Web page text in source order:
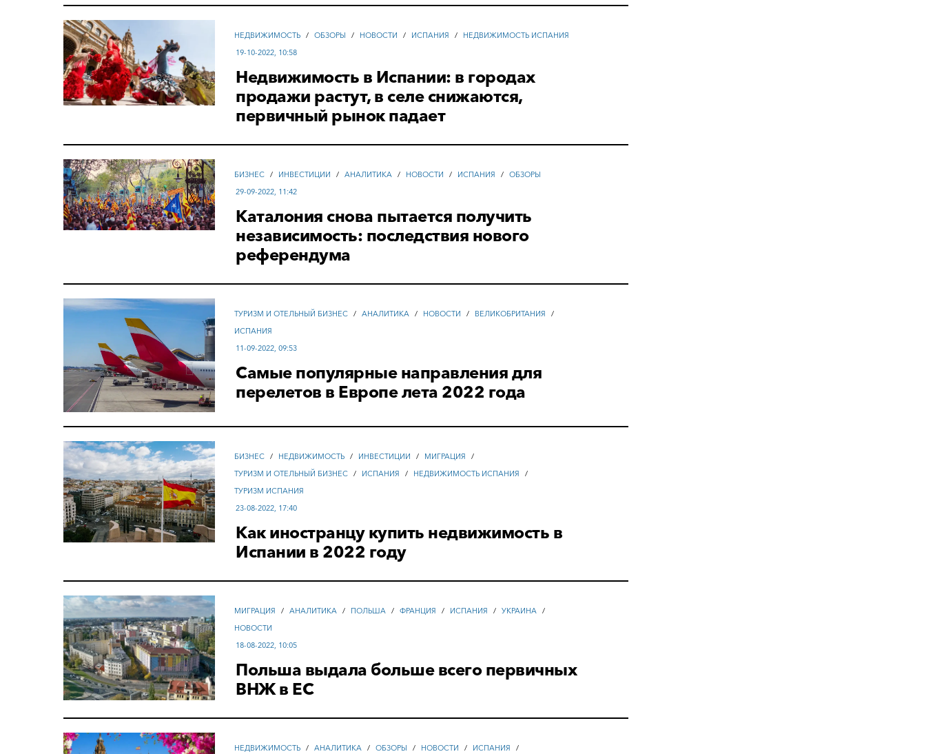
НЕДВИЖИМОСТЬ / ОБЗОРЫ / НОВОСТИ / ИСПАНИЯ /
НЕДВИЖИМОСТЬ ИСПАНИЯ
19-10-2022, 10:58
Недвижимость в Испании: в городах
продажи растут, в селе снижаются,
первичный рынок падает
БИЗНЕС / ИНВЕСТИЦИИ / АНАЛИТИКА / НОВОСТИ / ИСПАНИЯ / ОБЗОРЫ
29-09-2022, 11:42
Каталония снова пытается получить
независимость: последствия нового
референдума
ТУРИЗМ И ОТЕЛЬНЫЙ БИЗНЕС / АНАЛИТИКА / НОВОСТИ / ВЕЛИКОБРИТАНИЯ
/
ИСПАНИЯ
11-09-2022, 09:53
Самые популярные направления для
перелетов в Европе лета 2022 года
БИЗНЕС / НЕДВИЖИМОСТЬ / ИНВЕСТИЦИИ / МИГРАЦИЯ
/
ТУРИЗМ И ОТЕЛЬНЫЙ БИЗНЕС / ИСПАНИЯ / НЕДВИЖИМОСТЬ ИСПАНИЯ
/
ТУРИЗМ ИСПАНИЯ
23-08-2022, 17:40
Как иностранцу купить недвижимость в
Испании в 2022 году
МИГРАЦИЯ / АНАЛИТИКА / ПОЛЬША / ФРАНЦИЯ / ИСПАНИЯ / УКРАИНА /
НОВОСТИ
18-08-2022, 10:05
Польша выдала больше всего первичных
ВНЖ в ЕС
НЕДВИЖИМОСТЬ / АНАЛИТИКА / ОБЗОРЫ / НОВОСТИ / ИСПАНИЯ
/